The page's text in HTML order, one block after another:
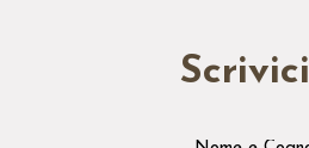
Scrivici